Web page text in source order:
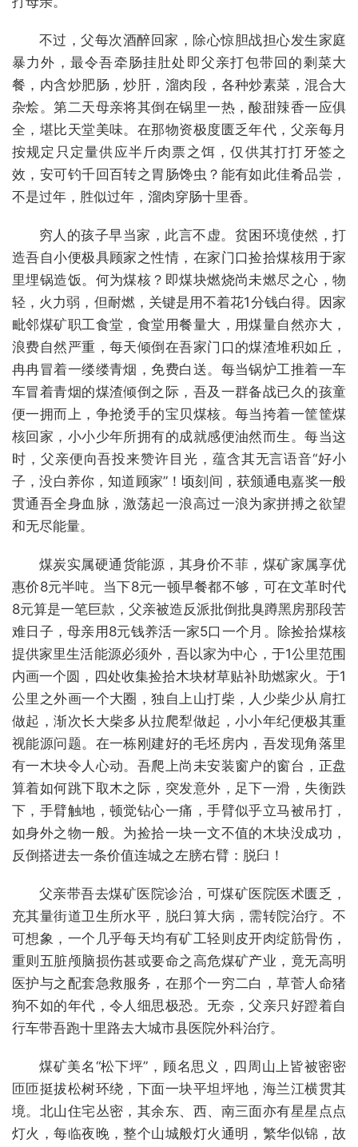
不过，父每次酒醉回家，除心惊胆战担心发生家庭
暴力外，最令吾牵肠挂肚处即父亲打包带回的剩菜大
餐，内含炒肥肠，炒肝，溜肉段，各种炒素菜，混合大
杂烩。第二天母亲将其倒在锅里一热，酸甜辣香一应俱
全，堪比天堂美味。在那物资极度匮乏年代，父亲每月
按规定只定量供应半斤肉票之饵，仅供其打打牙签之
效，安可钓千回百转之胃肠馋虫？能有如此佳肴品尝，
不是过年，胜似过年，溜肉穿肠十里香。
穷人的孩子早当家，此言不虚。贫困环境使然，打
造吾自小便极具顾家之性情，在家门口捡拾煤核用于家
里埋锅造饭。何为煤核？即煤块燃烧尚未燃尽之心，物
轻，火力弱，但耐燃，关键是用不着花1分钱白得。因家
毗邻煤矿职工食堂，食堂用餐量大，用煤量自然亦大，
浪费自然严重，每天倾倒在吾家门口的煤渣堆积如丘，
冉冉冒着一缕缕青烟，免费白送。每当锅炉工推着一车
车冒着青烟的煤渣倾倒之际，吾及一群备战已久的孩童
便一拥而上，争抢烫手的宝贝煤核。每当挎着一筐筐煤
核回家，小小少年所拥有的成就感便油然而生。每当这
时，父亲便向吾投来赞许目光，蕴含其无言语音“好小
子，没白养你，知道顾家”！顷刻间，获颁通电嘉奖一般
贯通吾全身血脉，激荡起一浪高过一浪为家拼搏之欲望
和无尽能量。
煤炭实属硬通货能源，其身价不菲，煤矿家属享优
惠价8元半吨。当下8元一顿早餐都不够，可在文革时代
8元算是一笔巨款，父亲被造反派批倒批臭蹲黑房那段苦
难日子，母亲用8元钱养活一家5口一个月。除捡拾煤核
提供家里生活能源必须外，吾以家为中心，于1公里范围
内画一个圆，四处收集捡拾木块材草贴补助燃家火。于1
公里之外画一个大圈，独自上山打柴，人少柴少从肩扛
做起，渐次长大柴多从拉爬犁做起，小小年纪便极其重
视能源问题。在一栋刚建好的毛坯房内，吾发现角落里
有一木块令人心动。吾爬上尚未安装窗户的窗台，正盘
算着如何跳下取木之际，突发意外，足下一滑，失衡跌
下，手臂触地，顿觉钻心一痛，手臂似乎立马被吊打，
如身外之物一般。为捡拾一块一文不值的木块没成功，
反倒搭进去一条价值连城之左膀右臂：脱臼！
父亲带吾去煤矿医院诊治，可煤矿医院医术匮乏，
充其量街道卫生所水平，脱臼算大病，需转院治疗。不
可想象，一个几乎每天均有矿工轻则皮开肉绽筋骨伤，
重则五脏颅脑损伤甚或要命之高危煤矿产业，竟无高明
医护与之配套急救服务，在那个一穷二白，草菅人命猪
狗不如的年代，令人细思极恐。无奈，父亲只好蹬着自
行车带吾跑十里路去大城市县医院外科治疗。
煤矿美名“松下坪”，顾名思义，四周山上皆被密密
匝匝挺拔松树环绕，下面一块平坦坪地，海兰江横贯其
境。北山住宅丛密，其余东、西、南三面亦有星星点点
灯火，每临夜晚，整个山城般灯火通明，繁华似锦，故